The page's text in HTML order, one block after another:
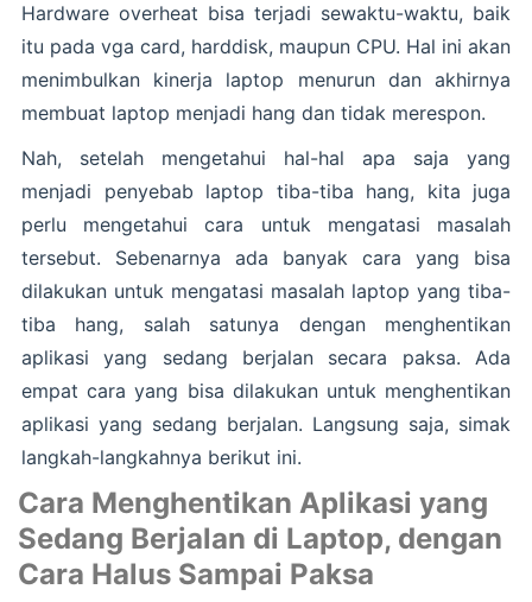
Hardware overheat bisa terjadi sewaktu-waktu, baik
itu pada vga card, harddisk, maupun CPU. Hal ini akan
menimbulkan kinerja laptop menurun dan akhirnya
membuat laptop menjadi hang dan tidak merespon.
Nah, setelah mengetahui hal-hal apa saja yang
menjadi penyebab laptop tiba-tiba hang, kita juga
perlu mengetahui cara untuk mengatasi masalah
tersebut. Sebenarnya ada banyak cara yang bisa
dilakukan untuk mengatasi masalah laptop yang tiba-
tiba hang, salah satunya dengan menghentikan
aplikasi yang sedang berjalan secara paksa. Ada
empat cara yang bisa dilakukan untuk menghentikan
aplikasi yang sedang berjalan. Langsung saja, simak
langkah-langkahnya berikut ini.
Cara Menghentikan Aplikasi yang
Sedang Berjalan di Laptop, dengan
Cara Halus Sampai Paksa